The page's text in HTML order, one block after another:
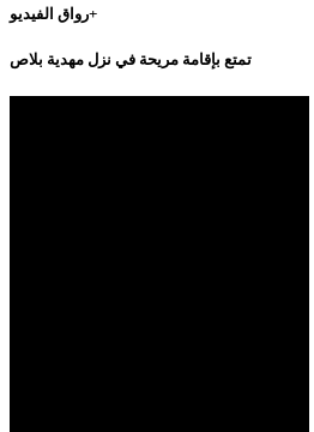
رواق الفيديو+
تمتع بإقامة مريحة في نزل مهدية بلاص